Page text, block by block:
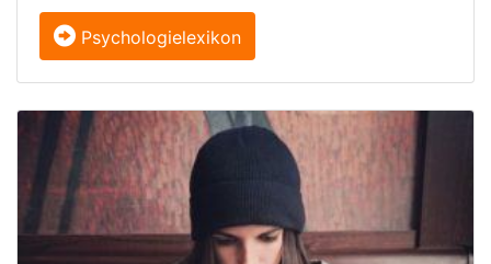
Psychologielexikon